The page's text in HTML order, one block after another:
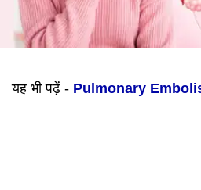
यह भी पढ़ें - Pulmonary